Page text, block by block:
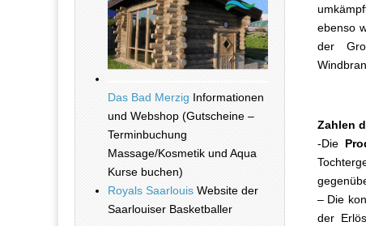
ebenso
der
Zahlen
-Die
– Die
der
Das Bad Merzig Informationen
und Webshop (Gutscheine –
Terminbuchung
Massage/Kosmetik und Aqua
Kurse buchen)
Royals Saarlouis Website der
Saarlouiser Basketballer